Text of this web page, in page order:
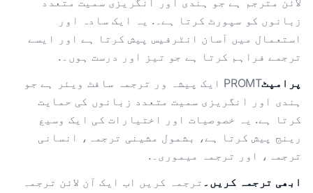
زبانوں کو سپورٹ کرتا ہے۔. یہ ایک سادہ اور
استعمال میں آسان انٹرفیس پیش کرتا ہے اور ایسے
ترجمے فراہم کرتا ہے جو تیز اور درست ہوں۔.
پرامپٹ
PROMT ایک پیشہ ور ترجمہ سافٹ ویئر ہے جو
ہندی اور انگریزی سمیت متعدد زبانوں کی حمایت
کرتا ہے. یہ خصوصیات اور اختیارات کی ایک وسیع
رینج پیش کرتا ہے، بشمول مشینی ترجمہ، انسانی
ترجمہ، اور ترجمہ میموری۔.
ابھی ترجمہ کریں۔ ترجمہ کریں اب ایک آن لائن ترجمہ